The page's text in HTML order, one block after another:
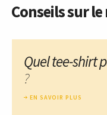
Conseils sur
Quel tee-shirt
?
EN SAVOIR PLUS